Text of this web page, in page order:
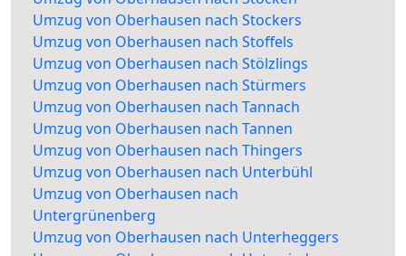
Umzug von Oberhausen nach Stockers
Umzug von Oberhausen nach Stoffels
Umzug von Oberhausen nach Stölzlings
Umzug von Oberhausen nach Stürmers
Umzug von Oberhausen nach Tannach
Umzug von Oberhausen nach Tannen
Umzug von Oberhausen nach Thingers
Umzug von Oberhausen nach Unterbühl
Umzug von Oberhausen nach
Untergrünenberg
Umzug von Oberhausen nach Unterheggers